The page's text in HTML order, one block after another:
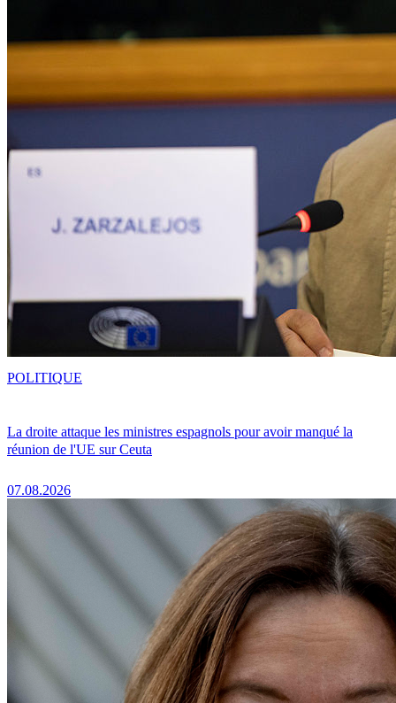
La droite attaque les ministres espagnols pour avoir manqué la
réunion de l'UE sur Ceuta
07.08.2026
POLITIQUE